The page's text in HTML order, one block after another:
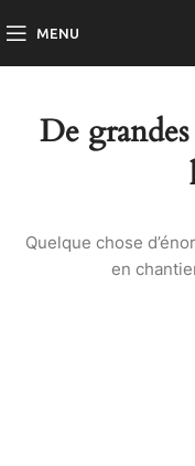
MENU
De
Quelque chose
en